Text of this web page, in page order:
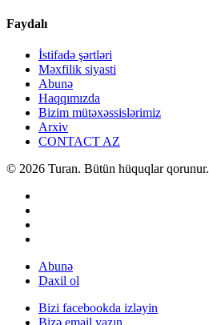
Faydalı
İstifadə şərtləri
Məxfilik siyasti
Abunə
Haqqımızda
Bizim mütəxəssislərimiz
Arxiv
CONTACT AZ
© 2026 Turan. Bütün hüquqlar qorunur.
Abunə
Daxil ol
Bizi facebookda izləyin
Bizə email yazın